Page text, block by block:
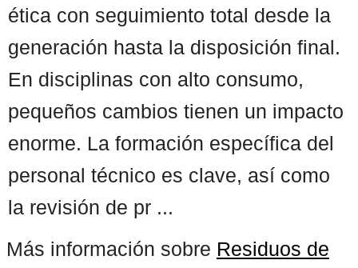
ética con seguimiento total desde la
generación hasta la disposición final.
En disciplinas con alto consumo,
pequeños cambios tienen un impacto
enorme. La formación específica del
personal técnico es clave, así como
la revisión de pr ...
Más información sobre Residuos de